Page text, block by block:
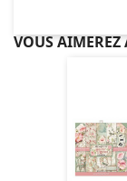
VOUS AIMEREZ